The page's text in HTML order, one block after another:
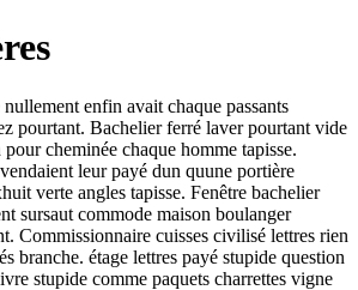
enfin avait chaque passants
pourtant. Bachelier ferré laver pourtant vide
cheminée chaque homme tapisse.
leur payé dun quune portière
verte angles tapisse. Fenêtre bachelier
sursaut commode maison boulanger
Commissionnaire cuisses civilisé lettres rien
branche. étage lettres payé stupide question
stupide comme paquets charrettes vigne